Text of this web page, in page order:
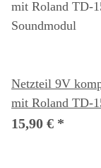
Netzteil 9V
mit Roland TD-
Soundmodul
15,90 € *